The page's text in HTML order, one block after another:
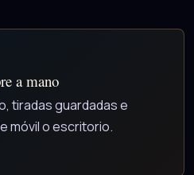
a mano
tiradas guardadas e
móvil o escritorio.